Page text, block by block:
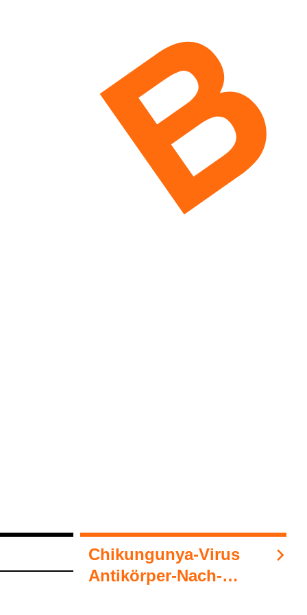
Chi­kun­gunya-​Virus
Anti­kör­per-​Nach­